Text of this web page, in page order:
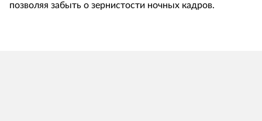
позволяя забыть о зернистости ночных кадров.